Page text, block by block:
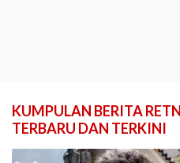
KUMPULAN BERITA
TERBARU DAN TERKINI